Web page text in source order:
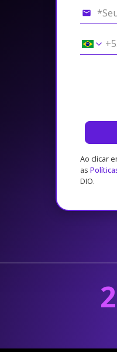
Ao clicar
as
DIO.